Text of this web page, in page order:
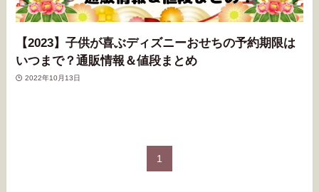
【2023】子供が喜ぶディズニーおせちの予約期限は
いつまで？通販情報＆値段まとめ
2022年10月13日
1